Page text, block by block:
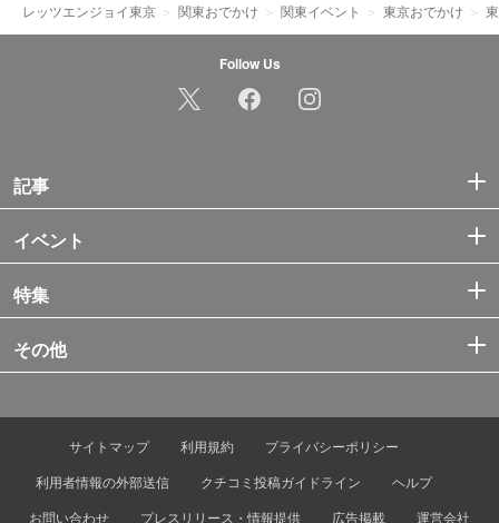
レッツエンジョイ東京 関東おでかけ 関東イベント 東京おでかけ
Follow Us
記事
イベント
特集
その他
サイトマップ 利用規約
プライバシーポリシー
利用者情報の外部送信
クチコミ投稿ガイドライン
ヘルプ
お問い合わせ
プレスリリース・情報提供 広告掲載 運営会社